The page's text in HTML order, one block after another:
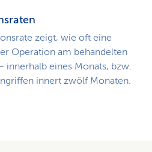
zeigt, wie oft eine
Operation am behandelten
innerhalb eines Monats, bzw.
innert zwölf Monaten.